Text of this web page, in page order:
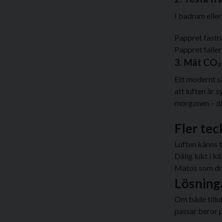
I badrum
Pappret
Pappret
3. Mät
Ett modernt
att luften är
morgonen –
Fler
Luften känns
Dålig lukt i
Matos som
Om både
passar beror